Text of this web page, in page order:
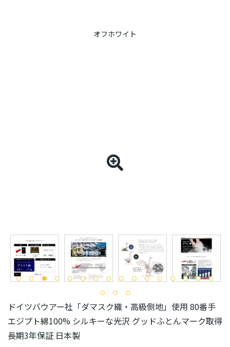
オフホワイト
ドイツバウアー社「ダマスク織・高級側地」使用 80番手
エジプト綿100% シルキーな光沢 グッドふとんマーク取得
長期3年保証 日本製